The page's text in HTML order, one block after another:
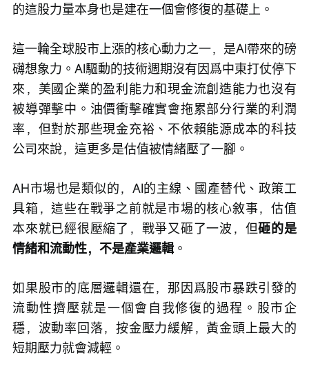
的這股力量本身也是建在一個會修復的基礎上。
這一輪全球股市上漲的核心動力之一，是AI帶來的磅
礴想象力。AI驅動的技術週期沒有因爲中東打仗停下
來，美國企業的盈利能力和現金流創造能力也沒有
被導彈擊中。油價衝擊確實會拖累部分行業的利潤
率，但對於那些現金充裕、不依賴能源成本的科技
公司來說，這更多是估值被情緒壓了一腳。
AH市場也是類似的，AI的主線、國產替代、政策工
具箱，這些在戰爭之前就是市場的核心敘事，估值
本來就已經很壓縮了，戰爭又砸了一波，但砸的是
情緒和流動性，不是產業邏輯 。
如果股市的底層邏輯還在，那因爲股市暴跌引發的
流動性擠壓就是一個會自我修復的過程。股市企
穩，波動率回落，按金壓力緩解，黃金頭上最大的
短期壓力就會減輕。